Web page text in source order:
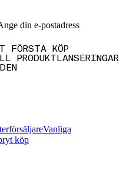
din e-postadress
FÖRSTA KÖP
Vanliga
köp